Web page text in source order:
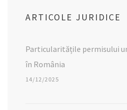
ARTICOLE JURIDICE
Particularitățile permisului
în România
14/12/2025